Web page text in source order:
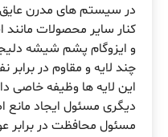
در سیستم های مدرن
کنار سایر محصولات مانند
و ایزوگام پشم شیشه
چند لایه و مقاوم در
این لایه ها وظیفه خاصی
دیگری مسئول ایجاد مانع
مسئول محافظت در برابر